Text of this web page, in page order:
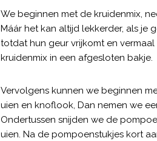
We beginnen met de kruidenmix,
Máár het kan altijd lekkerder, als je
totdat hun geur vrijkomt en
kruidenmix in een afgesloten bakje.
Vervolgens kunnen we beginnen
uien en knoflook, Dan nemen we
Ondertussen snijden we de
uien. Na de pompoenstukjes kort